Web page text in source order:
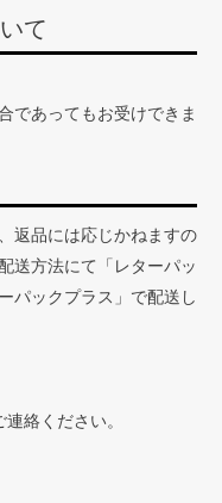
て
であってもお受けできま
返品には応じかねますの
送方法にて「レターパッ
パックプラス」で配送し
絡ください。